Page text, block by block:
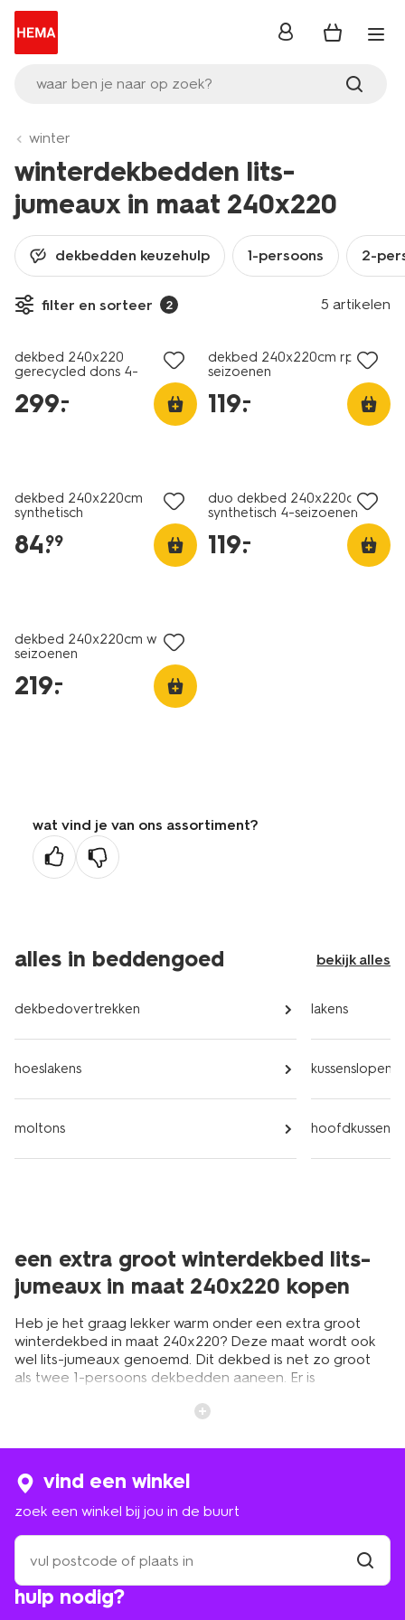
waar ben je naar op zoek?
inloggen
winter
winterdekbedden lits-
jumeaux in maat 240x220
dekbedden keuzehulp 1-persoons 2-
filter en sorteer 2 5 artikelen
25% korting
alleen online
dekbed 240x220
gerecycled dons 4-
299.
–
dekbed 240x220cm rpet 4
seizoenen
119.
–
dekbed 240x220cm
synthetisch
84.
99
duo dekbed 240x220cm
synthetisch 4-seizoenen
119.
–
dekbed 240x220cm wol 4-
seizoenen
219.
–
wat vind je van ons assortiment?
alles in beddengoed bekijk alles
dekbedovertrekken
hoeslakens
moltons
lakens
kussenslopen
hoofdkussens
een extra groot winterdekbed lits-
jumeaux in maat 240x220 kopen
Heb je het graag lekker warm onder een extra groot
winterdekbed in maat 240x220? Deze maat wordt ook
wel lits-jumeaux genoemd. Dit dekbed is net zo groot
als twee 1-persoons dekbedden aaneen. Er is
wat verder uit elkaar slapen. Dit is handig als jullie op
verschillende dekbedden voor in de winter in maat
de voordelen van een winterdekbed
lits-jumeaux
De winterdekbedden van HEMA in maat 240x220 zijn
gemaakt van hoogwaardige materialen en gaan daarom
hulp nodig?
vind een winkel
zoek een winkel bij jou in de buurt
zoek
een
winkel
bij